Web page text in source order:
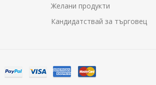
Желани продукти
Кандидатствай за търговец